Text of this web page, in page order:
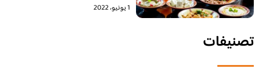
1 يونيو، 2022
تصنيفات